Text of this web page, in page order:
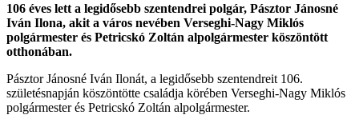
106 éves lett a legidősebb szentendrei polgár, Pásztor Jánosné
Iván Ilona, akit a város nevében Verseghi-Nagy Miklós
polgármester és Petricskó Zoltán alpolgármester köszöntött
otthonában.
Pásztor Jánosné Iván Ilonát, a legidősebb szentendreit 106.
születésnapján köszöntötte családja körében Verseghi-Nagy Miklós
polgármester és Petricskó Zoltán alpolgármester.